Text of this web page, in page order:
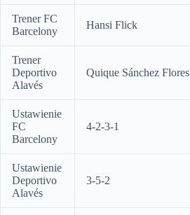
Trener FC
Barcelony
Hansi Flick
Trener
Deportivo
Alavés
Quique Sánchez Flores
Ustawienie
FC
Barcelony
4-2-3-1
Ustawienie
Deportivo
Alavés
3-5-2